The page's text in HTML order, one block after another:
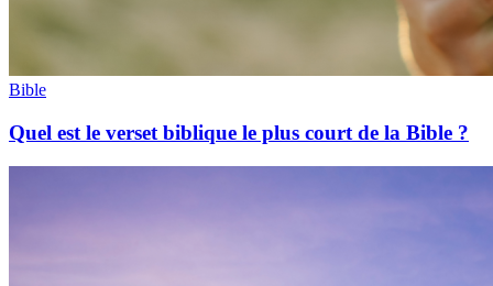
Bible
Quel est le verset biblique le plus court de la Bible ?